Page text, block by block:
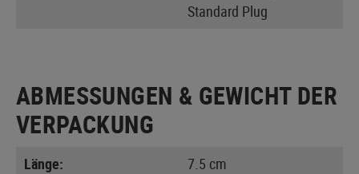
Standard Plug
ABMESSUNGEN & GEWICHT DER
VERPACKUNG
Länge:
7.5 cm